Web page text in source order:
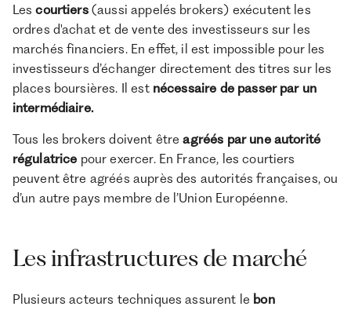
Lescourtiers (aussi appelés brokers) exécutent les
ordres d'achat et de vente des investisseurs sur les
marchés financiers. En effet, il est impossible pour les
investisseurs d’échanger directement des titres sur les
places boursières. Il est nécessaire de passer par un
intermédiaire.
Tous les brokers doivent êtreagréés par une autorité
régulatrice pour exercer. En France, les courtiers
peuvent être agréés auprès des autorités françaises, ou
d’un autre pays membre de l’Union Européenne.
Les infrastructures de marché
Plusieurs acteurs techniques assurent le bon